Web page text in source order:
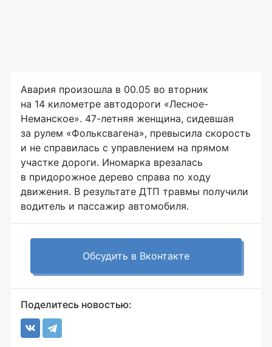
Авария произошла в 00.05 во вторник
на 14 километре автодороги «Лесное-
Неманское». 47-летняя женщина, сидевшая
за рулем «Фольксвагена», превысила скорость
и не справилась с управлением на прямом
участке дороги. Иномарка врезалась
в придорожное дерево справа по ходу
движения. В результате ДТП травмы получили
водитель и пассажир автомобиля.
Обсудить в Вконтакте
Поделитесь новостью: